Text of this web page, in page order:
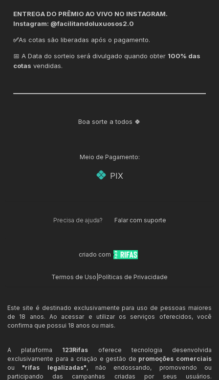
ENTREGA DO PRÊMIO AO VIVO NO INSTAGRAM.
Instagram: @facilitandoluxuosos2.0
✅As cotas são liberadas após o pagamento.
📅 A Data do sorteio será divulgado quando obter 100% das
cotas vendidas.
Boa sorte a todos 🍀
Meio de Pagamento:
PIX
Precisa de ajuda? Falar com suporte
criado com
Termos de Uso Políticas de Privacidade
Este site é destinado exclusivamente para uso de pessoas maiores
de 18 anos. Ao acessar e utilizar os serviços oferecidos, você
confirma que possui 18 anos ou mais.
A plataforma 123Rifas oferece tecnologia desenvolvida
exclusivamente para a criação e gestão de promoções comerciais
ou "rifas legalizadas", não endossando, promovendo ou
participando das campanhas criadas por seus usuários.